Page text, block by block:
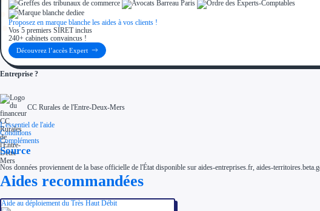
Proposez en marque blanche les aides à vos clients !
Vos 5 premiers SIRET inclus
240+ cabinets convaincus !
Découvrez l’accès Expert
Entreprise ?
CC Rurales de l'Entre-Deux-Mers
L'essentiel de l'aide
Conditions
Compléments
Source
Nos données proviennent de la base officielle de l'État disponible sur aides-entreprises.fr, aides-
Aides recommandées
Aide au déploiement du Très Haut Débit